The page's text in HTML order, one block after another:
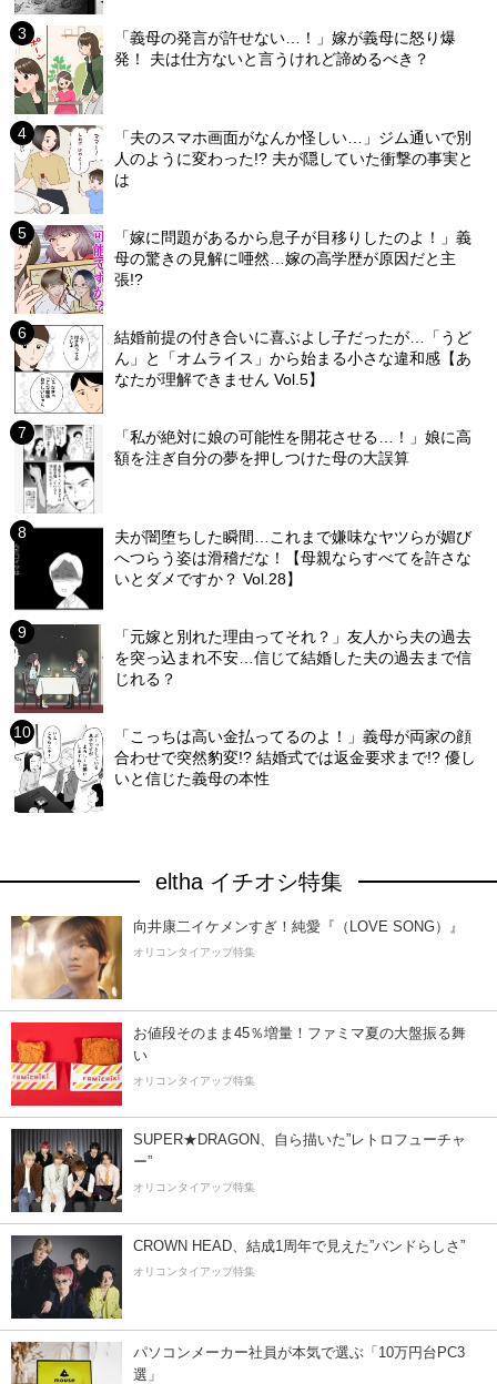
「義母の発言が許せない…！」嫁が義母に怒り爆
発！ 夫は仕方ないと言うけれど諦めるべき？
「夫のスマホ画面がなんか怪しい…」ジム通いで別
人のように変わった!? 夫が隠していた衝撃の事実と
は
「嫁に問題があるから息子が目移りしたのよ！」義
母の驚きの見解に唖然…嫁の高学歴が原因だと主
張!?
結婚前提の付き合いに喜ぶよし子だったが…「うど
ん」と「オムライス」から始まる小さな違和感【あ
なたが理解できません Vol.5】
「私が絶対に娘の可能性を開花させる…！」娘に高
額を注ぎ自分の夢を押しつけた母の大誤算
夫が闇堕ちした瞬間…これまで嫌味なヤツらが媚び
へつらう姿は滑稽だな！【母親ならすべてを許さな
いとダメですか？ Vol.28】
「元嫁と別れた理由ってそれ？」友人から夫の過去
を突っ込まれ不安…信じて結婚した夫の過去まで信
じれる？
「こっちは高い金払ってるのよ！」義母が両家の顔
合わせで突然豹変!? 結婚式では返金要求まで!? 優し
いと信じた義母の本性
eltha イチオシ特集
向井康二イケメンすぎ！純愛『（LOVE SONG）』
オリコンタイアップ特集
お値段そのまま45％増量！ファミマ夏の大盤振る舞
い
オリコンタイアップ特集
SUPER★DRAGON、自ら描いた”レトロフューチャ
ー”
オリコンタイアップ特集
CROWN HEAD、結成1周年で見えた”バンドらしさ”
オリコンタイアップ特集
パソコンメーカー社員が本気で選ぶ「10万円台PC3
選」